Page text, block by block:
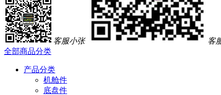
客服小张
客
全部商品分类
产品分类
机舱件
底盘件